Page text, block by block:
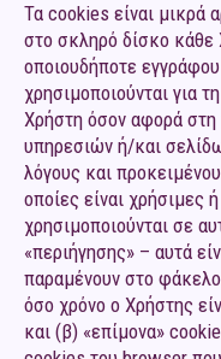
Τα cookies είναι μικρά
στο σκληρό δίσκο
οποιουδήποτε
χρησιμοποιούνται για
Χρήστη όσον αφορά
υπηρεσιών ή/και
λόγους και
οποίες είναι χρήσιμες
χρησιμοποιούνται σε
«περιήγησης» – αυτά
παραμένουν στο
όσο χρόνο ο Χρήστης
και (β) «επίμονα»